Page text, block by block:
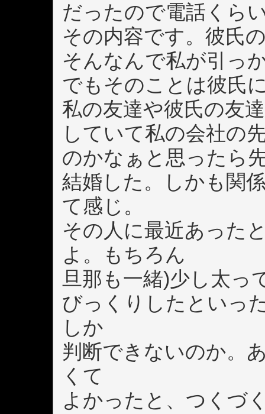
だったので電話くら
その内容です。彼氏
そんなんで私が引っ
でもそのことは彼氏
私の友達や彼氏の友
していて私の会社の
のかなぁと思ったら
結婚した。しかも関
て感じ。
その人に最近あった
よ。もちろん
旦那も一緒)少し太っ
びっくりしたといっ
しか
判断できないのか。
くて
よかったと、つくづ